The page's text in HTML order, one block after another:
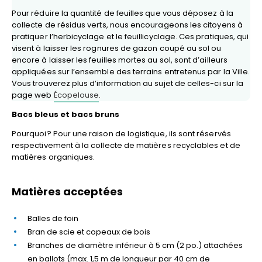
Pour réduire la quantité de feuilles que vous déposez à la
collecte de résidus verts, nous encourageons les citoyens à
pratiquer l’herbicyclage et le feuillicyclage. Ces pratiques, qui
visent à laisser les rognures de gazon coupé au sol ou
encore à laisser les feuilles mortes au sol, sont d’ailleurs
appliquées sur l’ensemble des terrains entretenus par la Ville.
Vous trouverez plus d’information au sujet de celles-ci sur la
page web Écopelouse.
Bacs bleus et bacs bruns
Pourquoi? Pour une raison de logistique, ils sont réservés
respectivement à la collecte de matières recyclables et de
matières organiques.
Matières acceptées
Balles de foin
Bran de scie et copeaux de bois
Branches de diamètre inférieur à 5 cm (2 po.) attachées
en ballots (max. 1,5 m de longueur par 40 cm de